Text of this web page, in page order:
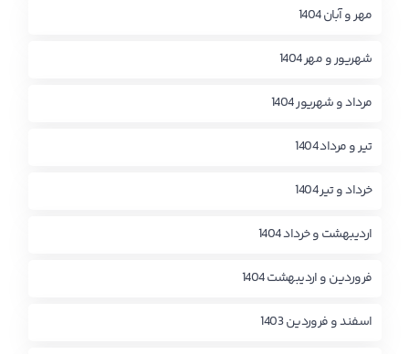
مهر و آبان 1404
شهریور و مهر 1404
مرداد و شهریور 1404
تیر و مرداد 1404
خرداد و تیر 1404
اردیبهشت و خرداد 1404
فروردین و اردیبهشت 1404
اسفند و فروردین 1403